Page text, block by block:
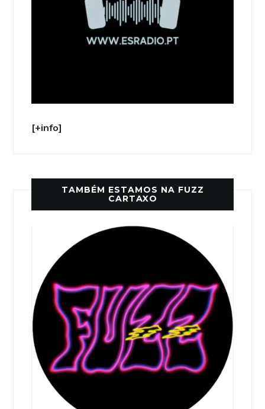
[+info]
TAMBÉM ESTAMOS NA FUZZ
CARTAXO